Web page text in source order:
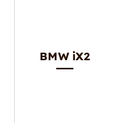
BMW iX2